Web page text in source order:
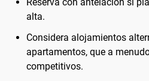
alta.
Considera alojamientos
apartamentos, que a
competitivos.